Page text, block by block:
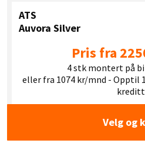
ATS
Auvora Silver
Pris fra
4 stk montert på
eller fra 1074 kr/mnd - Opptil
Velg og